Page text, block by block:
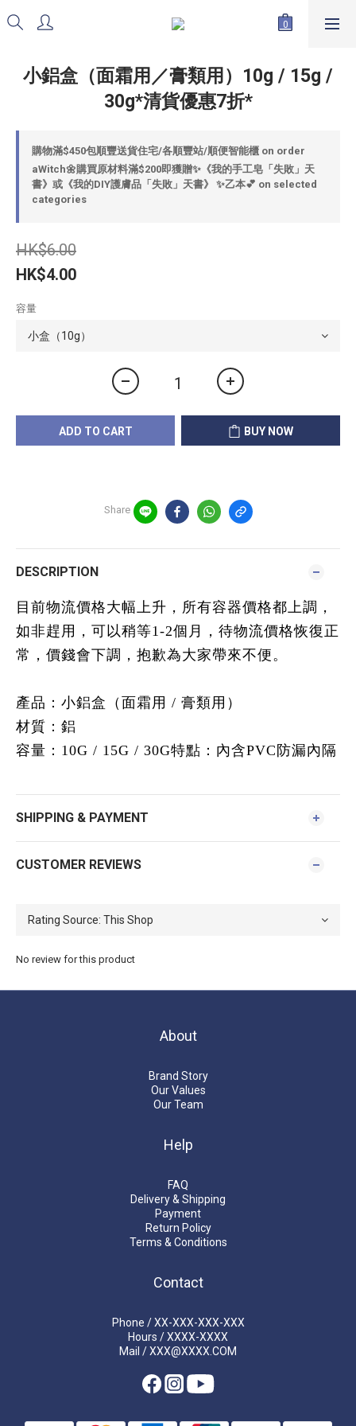
小鋁盒（面霜用／膏類用）10g / 15g /
30g*清貨優惠7折*
購物滿$450包順豐送貨住宅/各順豐站/順便智能櫃 on order
aWitch🌼購買原材料滿$200即獲贈✨《我的手工皂「失敗」天
書》或《我的DIY護膚品「失敗」天書》 ✨乙本💕 on selected
categories
HK$6.00
HK$4.00
容量
ADD TO CART BUY NOW
Share
DESCRIPTION
目前物流價格大幅上升，所有容器價格都上調，
如非趕用，可以稍等1-2個月，待物流價格恢復正
常，價錢會下調，抱歉為大家帶來不便。
產品：小鋁盒（面霜用 / 膏類用）
材質：鋁
容量：10G / 15G / 30G特點：內含PVC防漏內隔
SHIPPING & PAYMENT
CUSTOMER REVIEWS
No review for this product
About
Brand Story
Our Values
Our Team
Help
FAQ
Delivery & Shipping
Payment
Return Policy
Terms & Conditions
Contact
Phone / XX-XXX-XXX-XXX
Hours / XXXX-XXXX
Mail / XXX@XXXX.COM